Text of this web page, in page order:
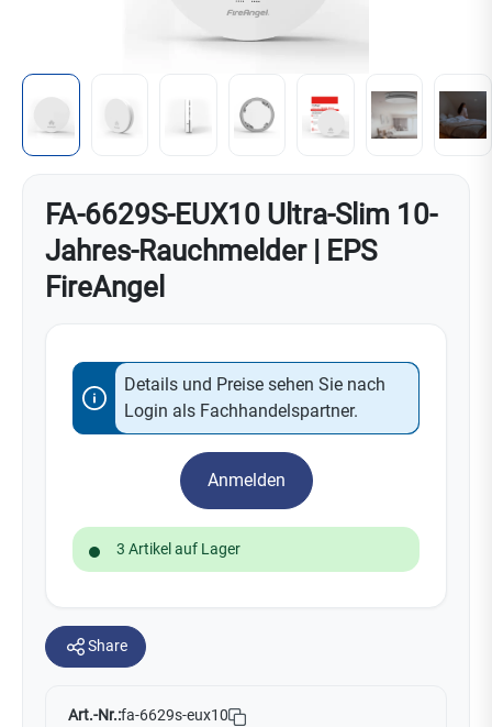
FA-6629S-EUX10 Ultra-Slim 10-
Jahres-Rauchmelder | EPS
FireAngel
Details und Preise sehen Sie nach
Login als Fachhandelspartner.
Anmelden
3 Artikel auf Lager
Share
Art.-Nr.:fa-6629s-eux10